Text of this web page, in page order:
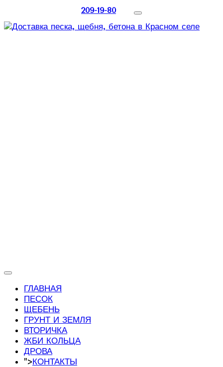
209-19-80
ГЛАВНАЯ
ПЕСОК
ЩЕБЕНЬ
ГРУНТ И ЗЕМЛЯ
ВТОРИЧКА
ЖБИ КОЛЬЦА
ДРОВА
">КОНТАКТЫ